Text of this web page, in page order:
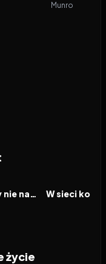
Munro
Czas, który nie nadszedł FILM
życie